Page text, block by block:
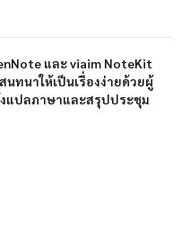
และ viaim NoteKit
นทนาให้เป็นเรื่องง่ายด้วยผู้
แปลภาษาและสรุปประชุม